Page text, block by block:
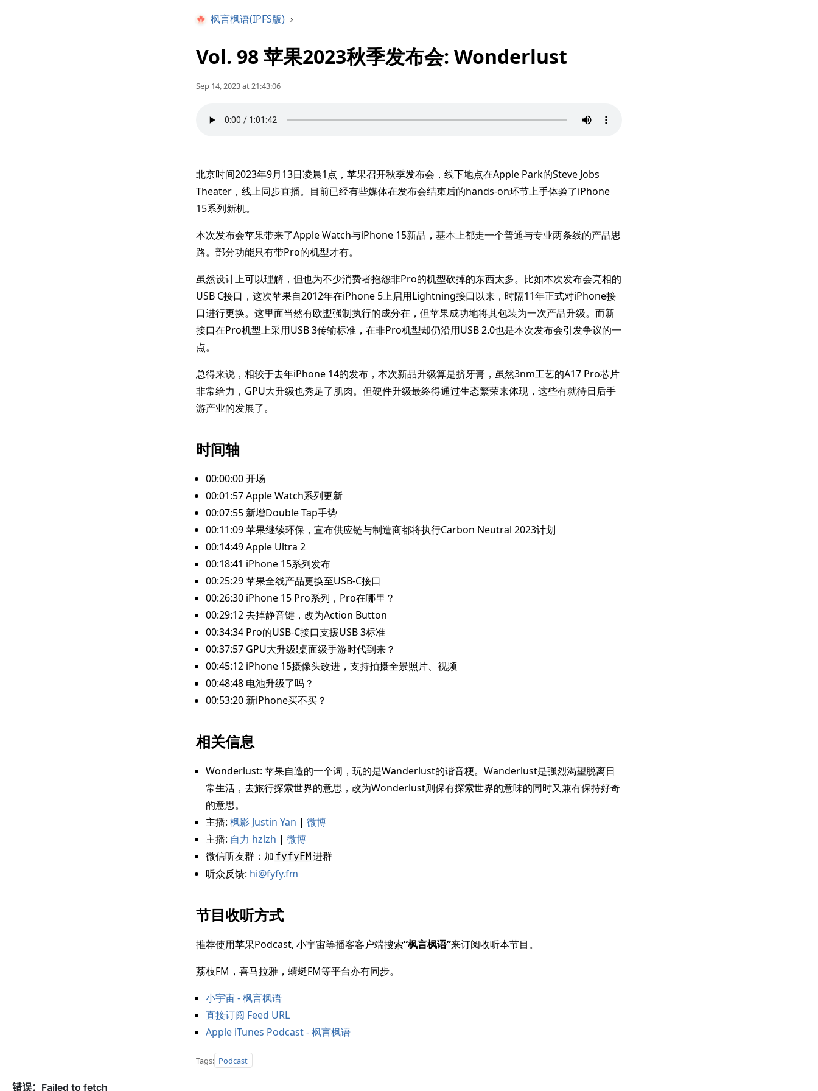
枫言枫语(IPFS版) ›
Vol. 98 苹果2023秋季发布会: Wonderlust
Sep 14, 2023 at 21:43:06
北京时间2023年9月13日凌晨1点，苹果召开秋季发布会，线下地点在Apple Park的Steve Jobs
Theater，线上同步直播。目前已经有些媒体在发布会结束后的hands-on环节上手体验了iPhone
15系列新机。
本次发布会苹果带来了Apple Watch与iPhone 15新品，基本上都走一个普通与专业两条线的产品思
路。部分功能只有带Pro的机型才有。
虽然设计上可以理解，但也为不少消费者抱怨非Pro的机型砍掉的东西太多。比如本次发布会亮相的
USB C接口，这次苹果自2012年在iPhone 5上启用Lightning接口以来，时隔11年正式对iPhone接
口进行更换。这里面当然有欧盟强制执行的成分在，但苹果成功地将其包装为一次产品升级。而新
接口在Pro机型上采用USB 3传输标准，在非Pro机型却仍沿用USB 2.0也是本次发布会引发争议的一
点。
总得来说，相较于去年iPhone 14的发布，本次新品升级算是挤牙膏，虽然3nm工艺的A17 Pro芯片
非常给力，GPU大升级也秀足了肌肉。但硬件升级最终得通过生态繁荣来体现，这些有就待日后手
游产业的发展了。
时间轴
00:00:00 开场
00:01:57 Apple Watch系列更新
00:07:55 新增Double Tap手势
00:11:09 苹果继续环保，宣布供应链与制造商都将执行Carbon Neutral 2023计划
00:14:49 Apple Ultra 2
00:18:41 iPhone 15系列发布
00:25:29 苹果全线产品更换至USB-C接口
00:26:30 iPhone 15 Pro系列，Pro在哪里？
00:29:12 去掉静音键，改为Action Button
00:34:34 Pro的USB-C接口支援USB 3标准
00:37:57 GPU大升级!桌面级手游时代到来？
00:45:12 iPhone 15摄像头改进，支持拍摄全景照片、视频
00:48:48 电池升级了吗？
00:53:20 新iPhone买不买？
相关信息
Wonderlust: 苹果自造的一个词，玩的是Wanderlust的谐音梗。Wanderlust是强烈渴望脱离日
常生活，去旅行探索世界的意思，改为Wonderlust则保有探索世界的意味的同时又兼有保持好奇
的意思。
主播: 枫影 Justin Yan | 微博
主播: 自力 hzlzh | 微博
微信听友群：加 fyfyFM进群
听众反馈: hi@fyfy.fm
节目收听方式
推荐使用苹果Podcast, 小宇宙等播客客户端搜索“枫言枫语”来订阅收听本节目。
荔枝FM，喜马拉雅，蜻蜓FM等平台亦有同步。
小宇宙 - 枫言枫语
直接订阅 Feed URL
Apple iTunes Podcast - 枫言枫语
Tags: Podcast